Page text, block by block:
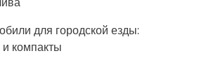
для городской езды:
компакты